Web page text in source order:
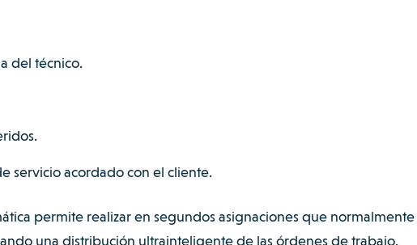
del técnico.
servicio acordado con el cliente.
permite realizar en segundos asignaciones que normalmente
una distribución ultrainteligente de las órdenes de trabajo.